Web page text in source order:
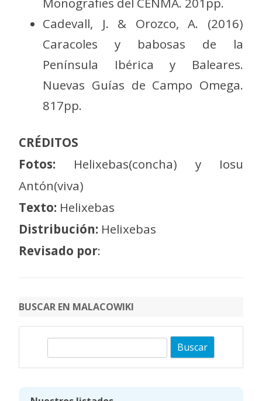
Cadevall, J. & Orozco, A. (2016)
Caracoles y babosas de la
Península Ibérica y Baleares.
Nuevas Guías de Campo Omega.
817pp.
CRÉDITOS
Fotos: Helixebas(concha) y Iosu
Antón(viva)
Texto: Helixebas
Distribución: Helixebas
Revisado por:
BUSCAR EN MALACOWIKI